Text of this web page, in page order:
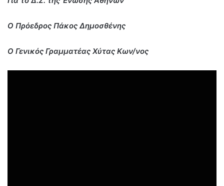
Ο Πρόεδρος Πάκος Δημοσθένης
Ο Γενικός Γραμματέας Χύτας Κων/νος